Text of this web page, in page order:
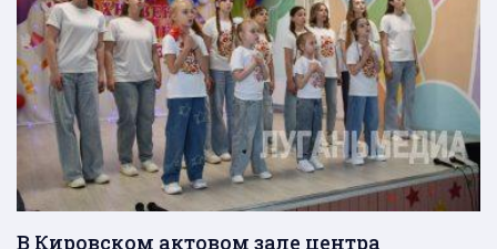
В Кировском актовом зале центра